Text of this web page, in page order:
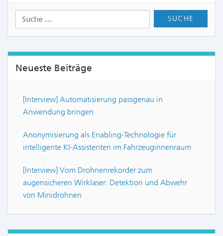
Neueste Beiträge
[Interview] Automatisierung passgenau in
Anwendung bringen
Anonymisierung als Enabling-Technologie für
intelligente KI-Assistenten im Fahrzeuginnenraum
[Interview] Vom Drohnenrekorder zum
augensicheren Wirklaser: Detektion und Abwehr
von Minidrohnen